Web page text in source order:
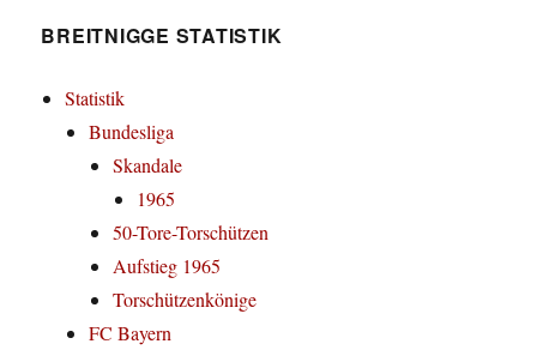
BREITNIGGE STATISTIK
Statistik
Bundesliga
Skandale
1965
50-Tore-Torschützen
Aufstieg 1965
Torschützenkönige
FC Bayern